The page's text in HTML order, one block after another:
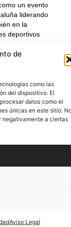
afectar
Aviso Legal
un evento
liderando
en la
deportivos